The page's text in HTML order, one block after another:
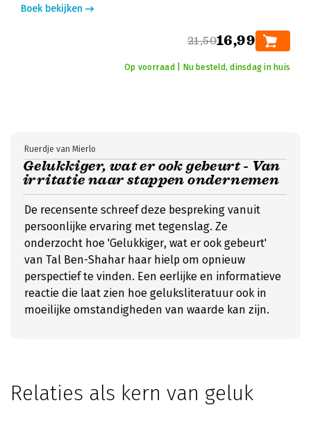
Boek bekijken
21,5016,99
Op voorraad | Nu besteld, dinsdag in huis
Gelukkiger, wat er ook gebeurt - Van
irritatie naar stappen ondernemen
Ruerdje van Mierlo
De recensente schreef deze bespreking vanuit
persoonlijke ervaring met tegenslag. Ze
onderzocht hoe 'Gelukkiger, wat er ook gebeurt'
van Tal Ben-Shahar haar hielp om opnieuw
perspectief te vinden. Een eerlijke en informatieve
reactie die laat zien hoe geluksliteratuur ook in
moeilijke omstandigheden van waarde kan zijn.
Relaties als kern van geluk